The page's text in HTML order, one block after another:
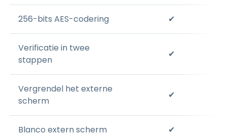
256-bits AES-codering ✔
Verificatie in twee
stappen
✔
Vergrendel het externe
scherm
✔
Blanco extern scherm ✔